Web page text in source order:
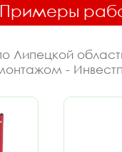
Липецкой
-